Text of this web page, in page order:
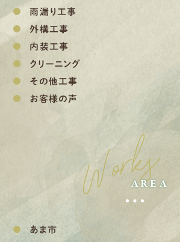
雨漏り工事
外構工事
内装工事
クリーニング
その他工事
お客様の声
Works
AREA
あま市